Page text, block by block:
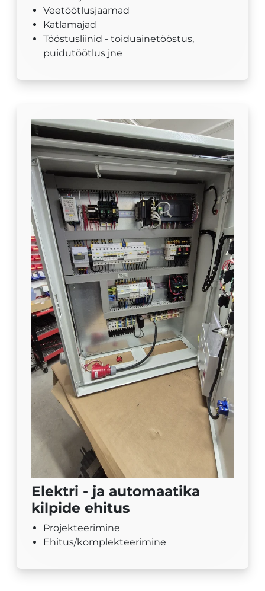
Veetöötlusjaamad
Katlamajad
Tööstusliinid - toiduainetööstus,
puidutöötlus jne
Elektri - ja automaatika
kilpide ehitus
Projekteerimine
Ehitus/komplekteerimine